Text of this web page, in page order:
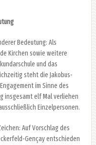
Bedeutung: Als
Kirchen sowie weitere
und das
steht die Jakobus-
im Sinne des
insgesamt elf Mal verliehen
Einzelpersonen.
Auf Vorschlag des
Gençay entschieden